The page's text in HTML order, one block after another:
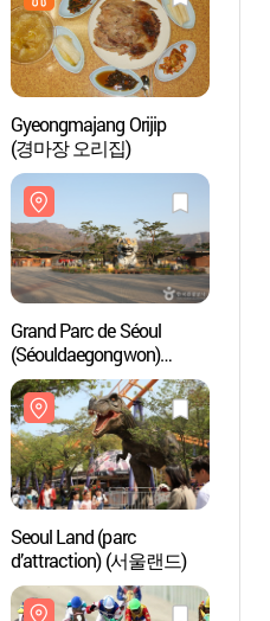
Gyeongmajang Orijip
(경마장 오리집)
Grand Parc de Séoul
(Séouldaegongwon)
(서울대공원)
Seoul Land (parc
d’attraction) (서울랜드)